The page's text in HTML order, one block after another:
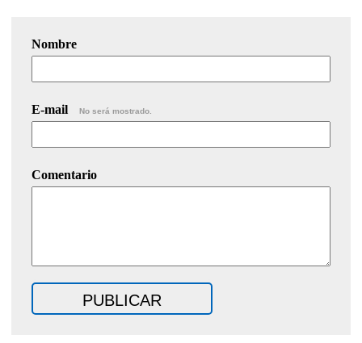
Nombre
E-mail No será mostrado.
Comentario